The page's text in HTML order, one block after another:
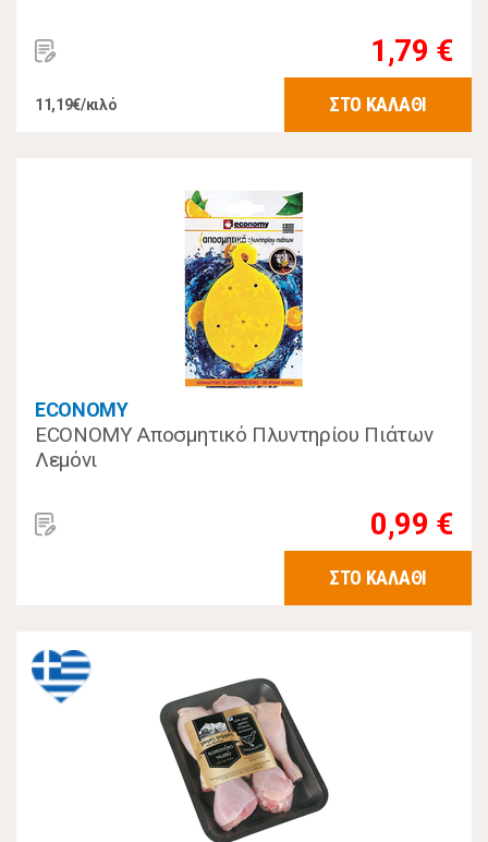
1,79 €
11,19€/κιλό ΣΤΟ ΚΑΛΑΘΙ
ECONOMY
ECONOMY Αποσμητικό Πλυντηρίου Πιάτων
Λεμόνι
0,99 €
ΣΤΟ ΚΑΛΑΘΙ